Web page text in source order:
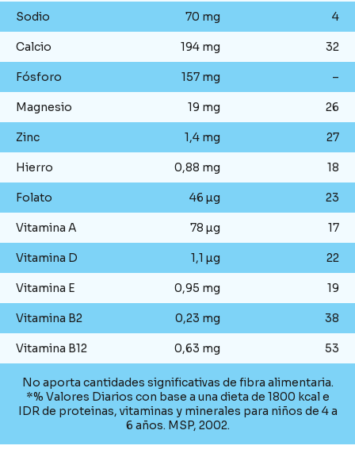
Sodio 70 mg 4
Calcio 194 mg 32
Fósforo 157 mg –
Magnesio 19 mg 26
Zinc 1,4 mg 27
Hierro 0,88 mg 18
Folato 46 µg 23
Vitamina A 78 µg 17
Vitamina D 1,1 µg 22
Vitamina E 0,95 mg 19
Vitamina B2 0,23 mg 38
Vitamina B12 0,63 mg 53
No aporta cantidades significativas de fibra alimentaria.
*% Valores Diarios con base a una dieta de 1800 kcal e
IDR de proteinas, vitaminas y minerales para niños de 4 a
6 años. MSP, 2002.